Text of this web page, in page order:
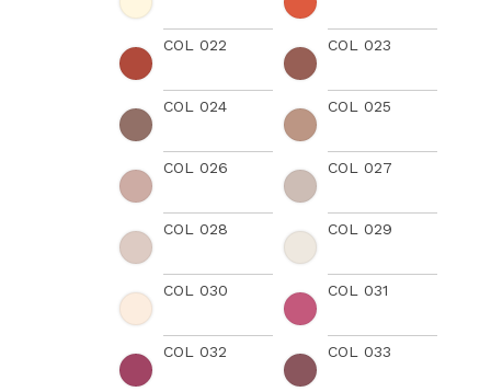
COL 022 COL 023
COL 024 COL 025
COL 026 COL 027
COL 028 COL 029
COL 030 COL 031
COL 032 COL 033